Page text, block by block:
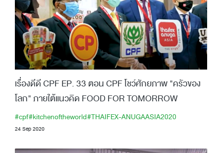
เรื่องดีดี CPF EP. 33 ตอน CPF โชว์ศักยภาพ "ครัวของ
โลก" ภายใต้แนวคิด FOOD FOR TOMORROW
#cpf#kitchenoftheworld#THAIFEX-ANUGAASIA2020
24 Sep 2020